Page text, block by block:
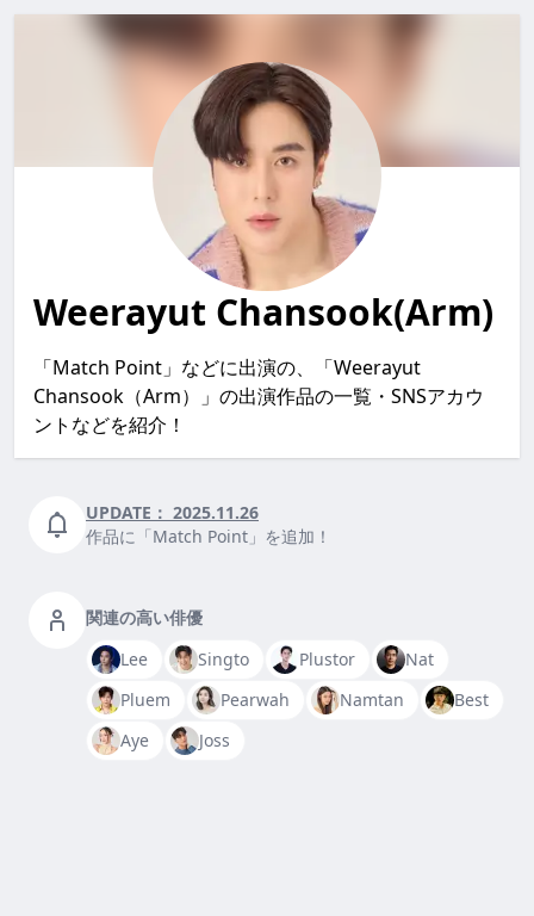
Weerayut Chansook(Arm)
Weerayut Chansook(Arm)
「Match Point」などに出演の、「Weerayut
Chansook（Arm）」の出演作品の一覧・SNSアカウ
ントなどを紹介！
UPDATE： 2025.11.26
作品に「Match Point」を追加！
関連の高い俳優
Lee
Singto Plustor
Nat
Pluem
Pearwah Namtan
Best
Aye
Joss